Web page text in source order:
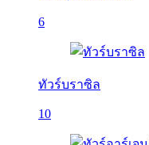
6
ทัวร์บราซิล
10